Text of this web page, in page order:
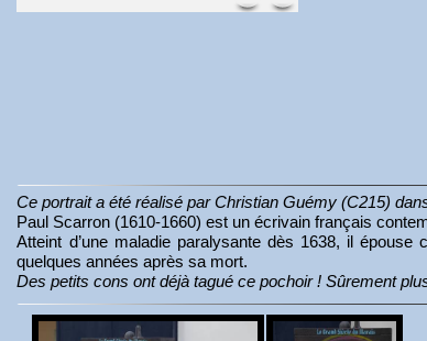
Ce portrait a été réalisé par Christian Guémy (C215)
Paul Scarron (1610-1660) est un écrivain français
Atteint d’une maladie paralysante dès 1638, il
quelques années après sa mort.
Des petits cons ont déjà tagué ce pochoir ! Sûrement